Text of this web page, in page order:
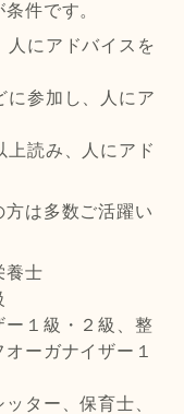
件です。
人にアドバイスを
に参加し、人にア
上読み、人にアド
は多数ご活躍い
養士
ー１級・２級、整
ーガナイザー１
ター、保育士、